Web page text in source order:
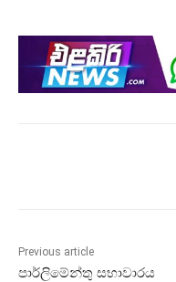
Previous article
පාර්ලිමේන්තු සභාවාරය